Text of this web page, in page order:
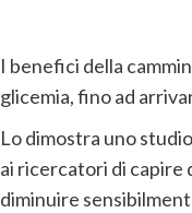
I benefici della
glicemia, fino ad
Lo dimostra uno
ai ricercatori di capire
diminuire